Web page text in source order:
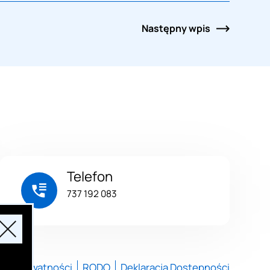
Następnywpis
Telefon
737 192 083
Prywatności RODO Deklaracja Dostępności